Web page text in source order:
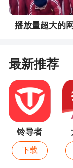
3、在线查
行投诉哦
等产品。快递
小编评价
1、操作便
在手机上收寄
的优惠等你来
最新推荐
铃导者
下载